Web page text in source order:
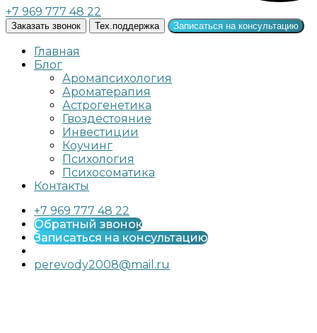
+7 969 777 48 22
Заказать звонок Тех.поддержка Записаться на консультацию
Главная
Блог
Аромапсихология
Ароматерапия
Астрогенетика
Гвоздестояние
Инвестиции
Коучинг
Психология
Психосоматика
Контакты
+7 969 777 48 22
Обратный звонок
Записаться на консультацию
perevody2008@mail.ru